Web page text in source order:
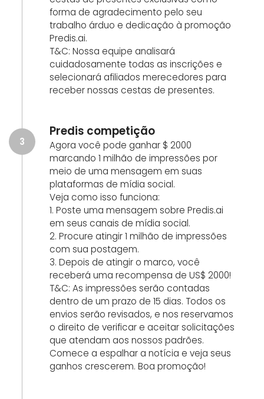
forma de agradecimento pelo seu
trabalho árduo e dedicação à promoção
Predis.ai.
T&C: Nossa equipe analisará
cuidadosamente todas as inscrições e
selecionará afiliados merecedores para
receber nossas cestas de presentes.
3
Predis competição
Agora você pode ganhar $ 2000
marcando 1 milhão de impressões por
meio de uma mensagem em suas
plataformas de mídia social.
Veja como isso funciona:
1. Poste uma mensagem sobre Predis.ai
em seus canais de mídia social.
2. Procure atingir 1 milhão de impressões
com sua postagem.
3. Depois de atingir o marco, você
receberá uma recompensa de US$ 2000!
T&C: As impressões serão contadas
dentro de um prazo de 15 dias. Todos os
envios serão revisados, e nos reservamos
o direito de verificar e aceitar solicitações
que atendam aos nossos padrões.
Comece a espalhar a notícia e veja seus
ganhos crescerem. Boa promoção!